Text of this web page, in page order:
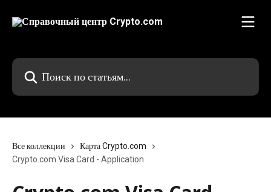
Поиск по статьям...
Все коллекции
Карта Crypto.com
Crypto.com Visa Card - Application